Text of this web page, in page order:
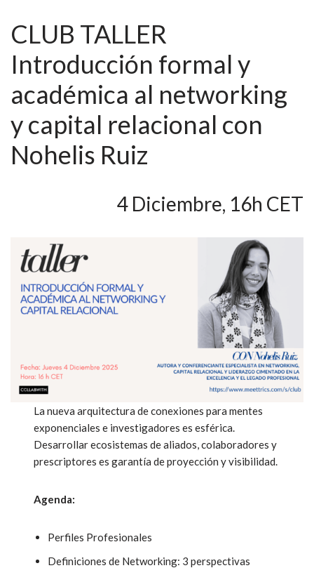
CLUB TALLER
Introducción formal y
académica al networking
y capital relacional con
Nohelis Ruiz
4 Diciembre, 16h CET
La nueva arquitectura de conexiones para mentes
exponenciales e investigadores es esférica.
Desarrollar ecosistemas de aliados, colaboradores y
prescriptores es garantía de proyección y visibilidad.
Agenda:
Perfiles Profesionales
Definiciones de Networking: 3 perspectivas